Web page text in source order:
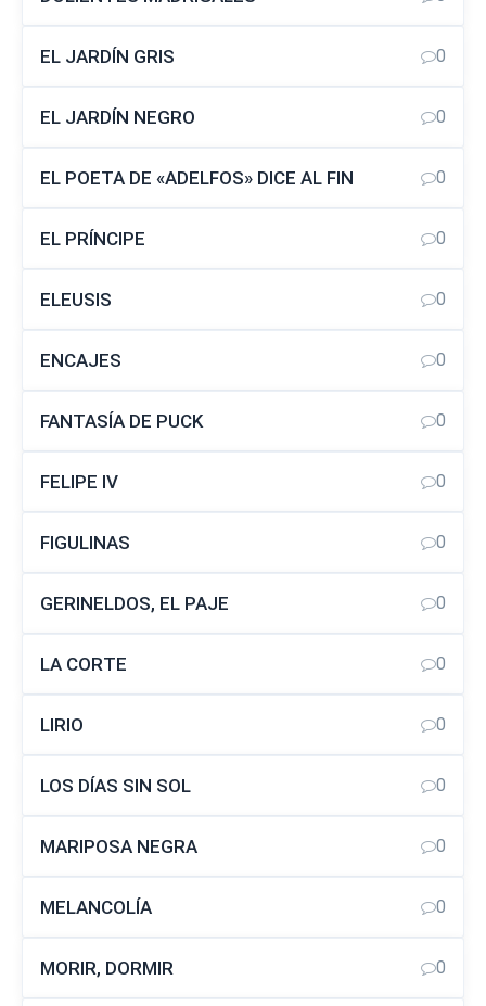
EL JARDÍN GRIS 0
EL JARDÍN NEGRO 0
EL POETA DE «ADELFOS» DICE AL FIN 0
EL PRÍNCIPE 0
ELEUSIS 0
ENCAJES 0
FANTASÍA DE PUCK 0
FELIPE IV 0
FIGULINAS 0
GERINELDOS, EL PAJE 0
LA CORTE 0
LIRIO 0
LOS DÍAS SIN SOL 0
MARIPOSA NEGRA 0
MELANCOLÍA 0
MORIR, DORMIR 0